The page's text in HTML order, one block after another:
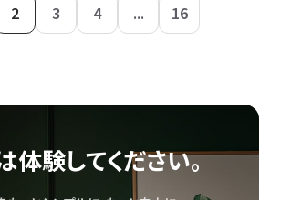
2 3 4 ... 16
体験してください。